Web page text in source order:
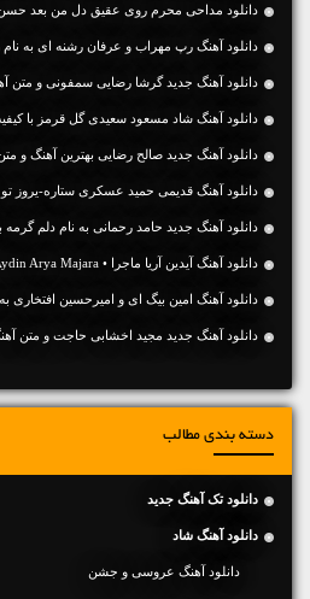
دانلود مداحی محرم روی عقیق دل من
دانلود آهنگ رپ مهراب و عرفان رشنه ای به
دانلود آهنگ جديد گرشا رضایی سمفونی و متن
دانلود آهنگ شاد مسعود سعیدی گل قرمز با کیفیت 128 و
دانلود آهنگ جديد صالح رضایی بهترین آهنگ و
دانلود آهنگ قدیمی حمید عسکری ستاره-یروز تو
دانلود آهنگ جديد حامد رحمانی به نام دلم گرمه
دانلود آهنگ آیدین آریا ماجرا • Aydin Arya Majara
دانلود آهنگ امین بیگ ای و امیرحسین افتخاری
دانلود آهنگ جديد مجید اخشابی حاجت و متن
دسته بندی مطالب
دانلود تک آهنگ جدید
دانلود آهنگ شاد
دانلود آهنگ عروسی و جشن